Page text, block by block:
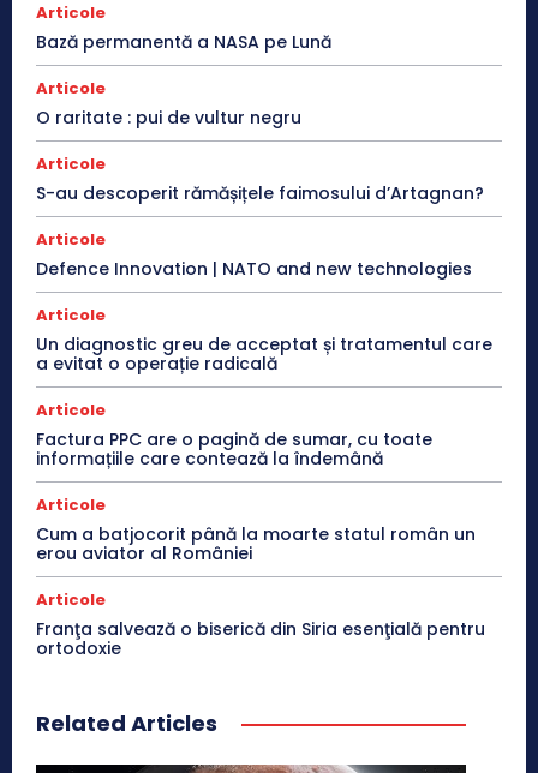
Articole
Bază permanentă a NASA pe Lună
Articole
O raritate : pui de vultur negru
Articole
S-au descoperit rămășițele faimosului d’Artagnan?
Articole
Defence Innovation | NATO and new technologies
Articole
Un diagnostic greu de acceptat și tratamentul care
a evitat o operație radicală
Articole
Factura PPC are o pagină de sumar, cu toate
informațiile care contează la îndemână
Articole
Cum a batjocorit până la moarte statul român un
erou aviator al României
Articole
Franţa salvează o biserică din Siria esenţială pentru
ortodoxie
Related Articles